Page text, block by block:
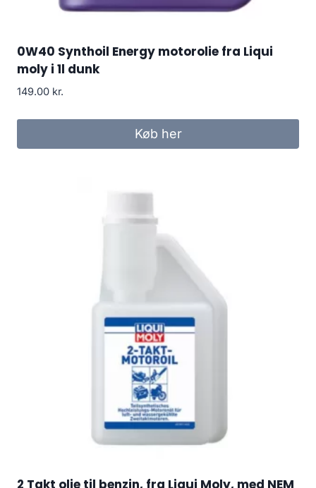
0W40 Synthoil Energy motorolie fra Liqui
moly i 1l dunk
149.00 kr.
Køb her
2 Takt olie til benzin, fra Liqui Moly, med NEM